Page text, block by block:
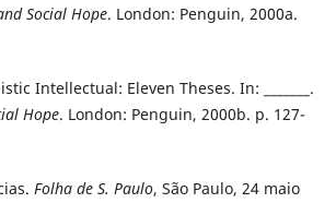
Social Hope. London: Penguin, 2000a.
Intellectual: Eleven Theses. In: _______.
Hope. London: Penguin, 2000b. p. 127-
Folha de S. Paulo, São Paulo, 24 maio